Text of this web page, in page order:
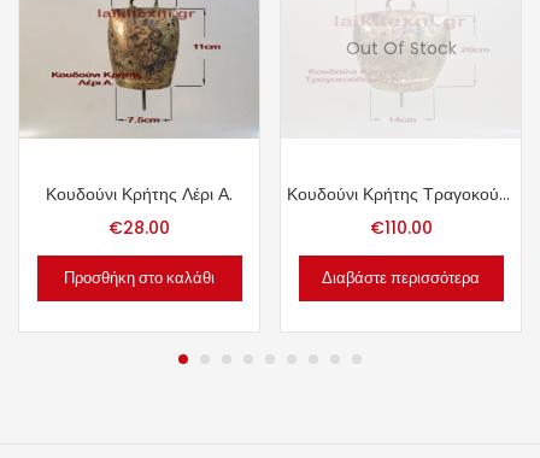
Κουδούνι Κρήτης Λέρι Α.
€28.00
Προσθήκη στο καλάθι
Out Of Stock
Κουδούνι Κρήτης Τραγοκούδουνο Α.
€110.00
Διαβάστε περισσότερα